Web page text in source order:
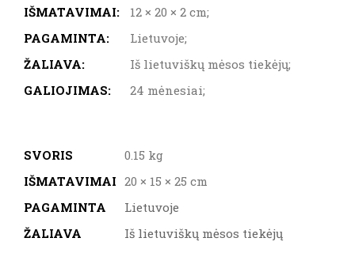
quantity
IŠMATAVIMAI:
12 × 20 × 2 cm;
PAGAMINTA:
Lietuvoje;
ŽALIAVA:
Iš lietuviškų mėsos tiekėjų;
GALIOJIMAS:
24 mėnesiai;
SVORIS
0.15 kg
IŠMATAVIMAI 20 × 15 × 25 cm
PAGAMINTA
Lietuvoje
ŽALIAVA
Iš lietuviškų mėsos tiekėjų